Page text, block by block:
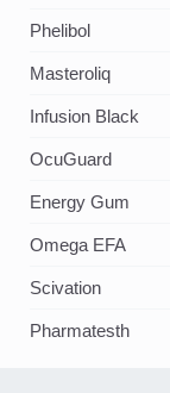
Phelibol
Masteroliq
Infusion Black
OcuGuard
Energy Gum
Omega EFA
Scivation
Pharmatesth